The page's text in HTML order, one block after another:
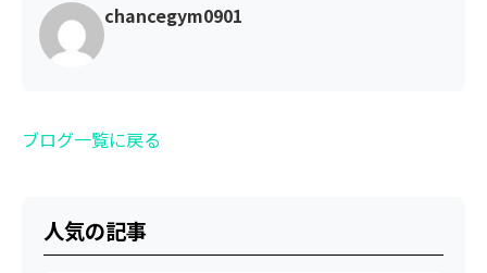
chancegym0901
ブログ一覧に戻る
人気の記事